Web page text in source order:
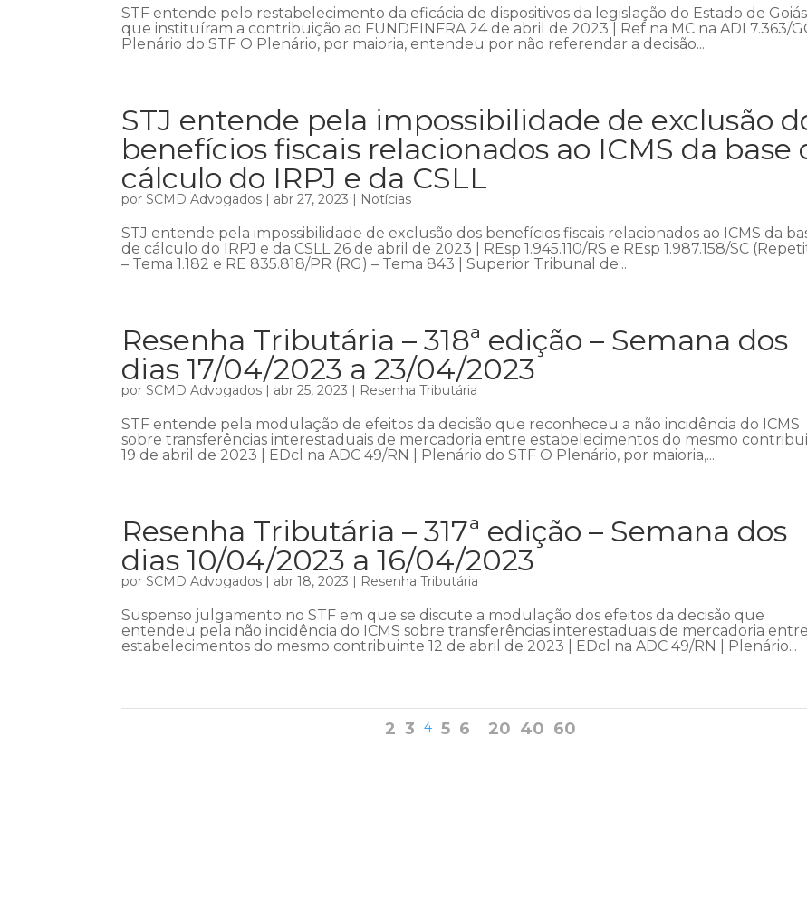
STF entende pelo restabelecimento da eficácia de dispositivos da legislação do Estado de Goiás
que instituíram a contribuição ao FUNDEINFRA 24 de abril de 2023 | Ref na MC na ADI 7.363/
Plenário do STF O Plenário, por maioria, entendeu por não referendar a decisão...
STJ entende pela impossibilidade de exclusão
benefícios fiscais relacionados ao ICMS da base
cálculo do IRPJ e da CSLL
porSCMD Advogados | abr 27, 2023 | Notícias
STJ entende pela impossibilidade de exclusão dos benefícios fiscais relacionados ao ICMS da
de cálculo do IRPJ e da CSLL 26 de abril de 2023 | REsp 1.945.110/RS e REsp 1.987.158/SC
– Tema 1.182 e RE 835.818/PR (RG) – Tema 843 | Superior Tribunal de...
Resenha Tributária – 318ª edição – Semana dos
dias 17/04/2023 a 23/04/2023
porSCMD Advogados | abr 25, 2023 | Resenha Tributária
STF entende pela modulação de efeitos da decisão que reconheceu a não incidência do ICMS
sobre transferências interestaduais de mercadoria entre estabelecimentos do mesmo
19 de abril de 2023 | EDcl na ADC 49/RN | Plenário do STF O Plenário, por maioria,...
Resenha Tributária – 317ª edição – Semana dos
dias 10/04/2023 a 16/04/2023
porSCMD Advogados | abr 18, 2023 | Resenha Tributária
Suspenso julgamento no STF em que se discute a modulação dos efeitos da decisão que
entendeu pela não incidência do ICMS sobre transferências interestaduais de mercadoria entre
estabelecimentos do mesmo contribuinte 12 de abril de 2023 | EDcl na ADC 49/RN | Plenário...
2 3 4 5 6 20 40 60